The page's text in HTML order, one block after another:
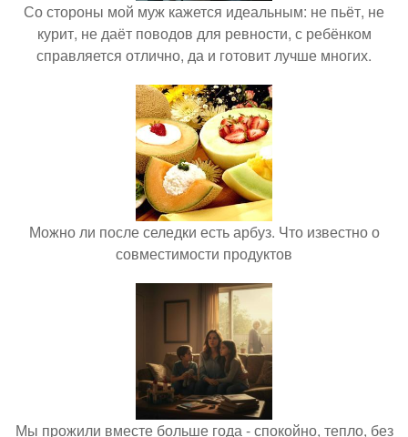
Со стороны мой муж кажется идеальным: не пьёт, не
курит, не даёт поводов для ревности, с ребёнком
справляется отлично, да и готовит лучше многих.
Можно ли после селедки есть арбуз. Что известно о
совместимости продуктов
Мы прожили вместе больше года - спокойно, тепло, без